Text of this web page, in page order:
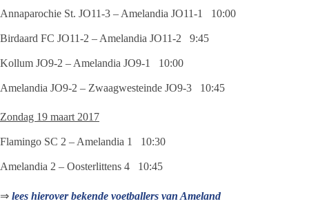
Annaparochie St. JO11-3 – Amelandia JO11-1 10:00
Birdaard FC JO11-2 – Amelandia JO11-2 9:45
Kollum JO9-2 – Amelandia JO9-1 10:00
Amelandia JO9-2 – Zwaagwesteinde JO9-3 10:45
Zondag 19 maart 2017
Flamingo SC 2 – Amelandia 1 10:30
Amelandia 2 – Oosterlittens 4 10:45
⇒ lees hierover bekende voetballers van Ameland